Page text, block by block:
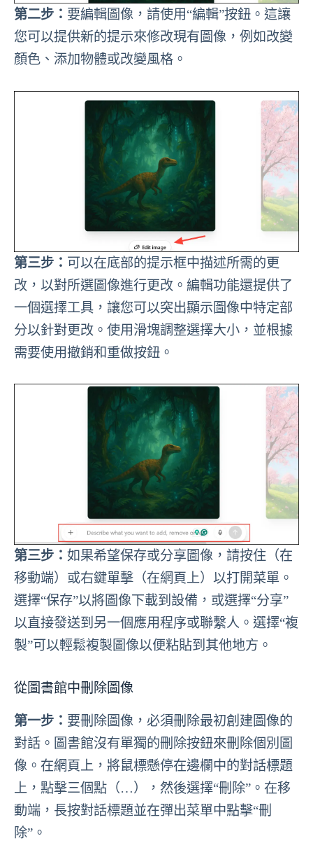
第二步： 要編輯圖像，請使用“編輯”按鈕。這讓
您可以提供新的提示來修改現有圖像，例如改變
顏色、添加物體或改變風格。
第三步： 可以在底部的提示框中描述所需的更
改，以對所選圖像進行更改。編輯功能還提供了
一個選擇工具，讓您可以突出顯示圖像中特定部
分以針對更改。使用滑塊調整選擇大小，並根據
需要使用撤銷和重做按鈕。
第三步： 如果希望保存或分享圖像，請按住（在
移動端）或右鍵單擊（在網頁上）以打開菜單。
選擇“保存”以將圖像下載到設備，或選擇“分享”
以直接發送到另一個應用程序或聯繫人。選擇“複
製”可以輕鬆複製圖像以便粘貼到其他地方。
從圖書館中刪除圖像
第一步： 要刪除圖像，必須刪除最初創建圖像的
對話。圖書館沒有單獨的刪除按鈕來刪除個別圖
像。在網頁上，將鼠標懸停在邊欄中的對話標題
上，點擊三個點（…），然後選擇“刪除”。在移
動端，長按對話標題並在彈出菜單中點擊“刪
除”。